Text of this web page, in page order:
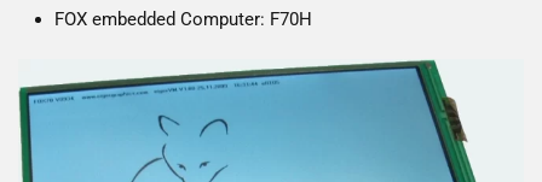
FOX embedded Computer: F70H